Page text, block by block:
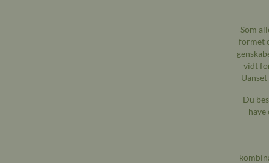
Som
formet
vidt
Du
have